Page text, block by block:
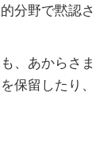
分野で黙認さ
、あからさま
保留したり、